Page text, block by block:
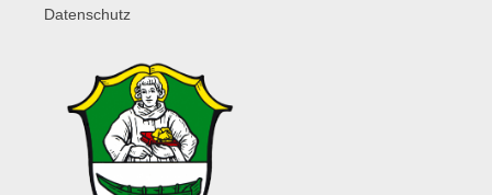
Datenschutz